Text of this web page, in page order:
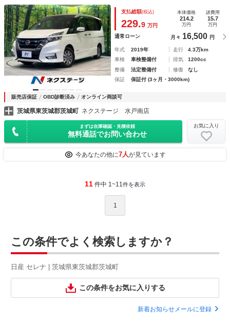
ナーセンサー スマートキー ＬＥＤヘッド ＥＴＣ 純正１
５インチアルミ オートハイビーム パークアシスト
支払総額(税込)
229.9 万円
本体価格
214.2
万円
諸費用
15.7
万円
通常ローン 月々 16,500 円
年式 2019年 走行
4.3万km
車検
車検整備付 排気
1200cc
整備
法定整備付 修復
なし
保証
保証付 (3ヶ月・3000km)
販売店保証 OBD診断済み オンライン商談可
茨城県東茨城郡茨城町 ネクステージ 水戸南店
まずは在庫確認・見積依頼
無料通話でお問い合わせ
お気に入り
今あなたの他に7人が見ています
11 件中 1~11件を表示
1
この条件でよく検索しますか？
日産 セレナ | 茨城県東茨城郡茨城町
この条件をお気に入りする
新着お知らせメールに登録